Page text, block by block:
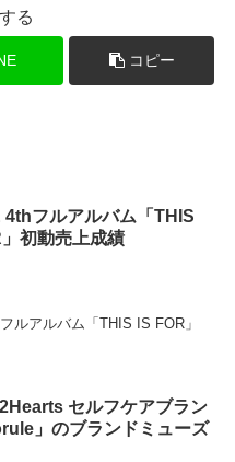
る
コピー
4thフルアルバム「THIS
」初動売上成績
ルアルバム「THIS IS FOR」
セルフケアブラン
」のブランドミューズ